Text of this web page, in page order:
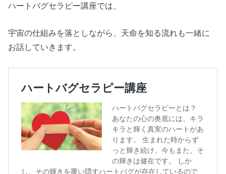
ハートバグセラピー講座では、
宇宙の仕組みを落としながら、天命を知る流れも一緒に
お話していきます。